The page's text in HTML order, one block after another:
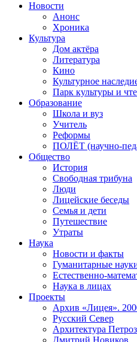
Новости
Анонс
Хроника
Культура
Дом актёра
Литература
Кино
Культурное
Парк культуры и
Образование
Школа и вуз
Учитель
Реформы
ПОЛЁТ (научно-
Общество
История
Свободная трибуна
Люди
Лицейские беседы
Семья и дети
Путешествие
Утраты
Наука
Новости и факты
Гуманитарные
Естественно-
Наука в лицах
Проекты
Архив «Лицея».
Русский Север
Архитектура